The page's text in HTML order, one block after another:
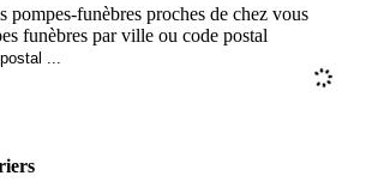
pompes-funèbres proches de chez vous
funèbres par ville ou code postal